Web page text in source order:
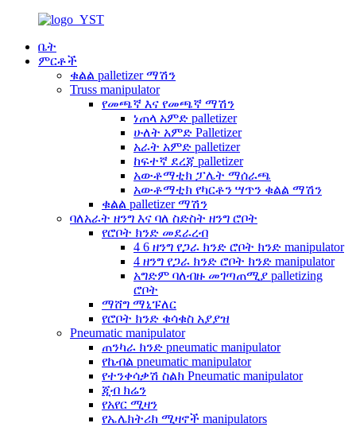
ቤት
ምርቶች
ቁልል palletizer ማሽን
Truss manipulator
የመጫኛ እና የመጫኛ ማሽን
ነጠላ አምድ palletizer
ሁለት አምድ Palletizer
አራት አምድ palletizer
ከፍተኛ ደረጃ palletizer
አውቶማቲክ ፓሌት ማሰራጫ
አውቶማቲክ የካርቶን ሣጥን ቁልል ማሽን
ቁልል palletizer ማሽን
ባለአራት ዘንግ እና ባለ ስድስት ዘንግ ሮቦት
የሮቦት ክንድ መደራረብ
4 6 ዘንግ የጋራ ክንድ ሮቦት ክንድ manipulator
4 ዘንግ የጋራ ክንድ ሮቦት ክንድ manipulator
አግድም ባለብዙ መገጣጠሚያ palletizing
ሮቦት
ማሸግ ማኒፑለር
የሮቦት ክንድ ቁሳቁስ አያያዝ
Pneumatic manipulator
ጠንካራ ክንድ pneumatic manipulator
የኬብል pneumatic manipulator
የተንቀሳቃሽ ስልክ Pneumatic manipulator
ጂብ ክሬን
የአየር ሚዛን
የኤሌክትሪክ ሚዛኖች manipulators